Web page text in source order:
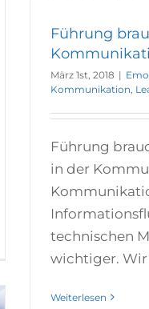
Führung
März 1st, 2018 |
Kommunikation
Führung
in der
technischen
wichtiger.
Weiterlesen